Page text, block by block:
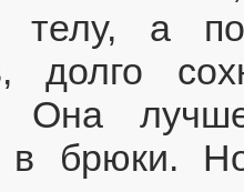
телу, а
долго
Она
в брюки.